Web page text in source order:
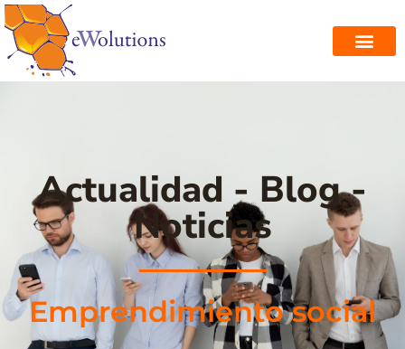
Actualidad - Blog -
Noticias
Emprendimiento social